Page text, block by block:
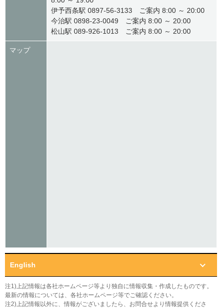
伊予西条駅 0897-56-3133 ご案内 8:00 ～ 20:00
今治駅 0898-23-0049 ご案内 8:00 ～ 20:00
松山駅 089-926-1013 ご案内 8:00 ～ 20:00
マップ
English
注1)上記情報は各社ホームページ等より独自に情報収集・作成したものです。
最新の情報については、各社ホームページ等でご確認ください。
注2)上記情報以外に、情報がございましたら、お問合せより情報提供くださ